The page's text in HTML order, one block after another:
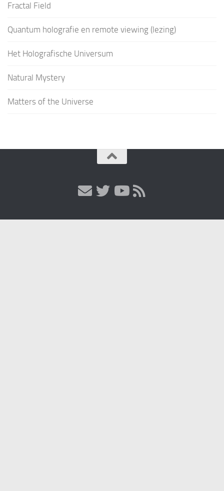
Fractal Field
Quantum holografie en remote viewing (lezing)
Het Holografische Universum
Natural Mystery
Matters of the Universe